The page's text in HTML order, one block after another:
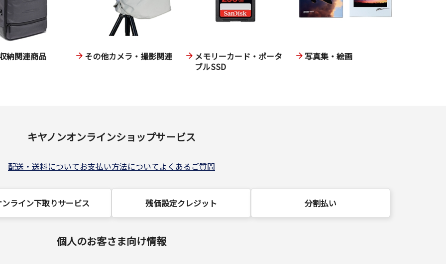
納関連商品 その他カメラ・撮影関連
メモリーカード・ポータ
ブルSSD
写真集・絵画
キヤノンオンラインショップサービス
配送・送料についてお支払い方法についてよくあるご質問
ライン下取りサービス 残価設定クレジット 分割払い
個人のお客さま向け情報